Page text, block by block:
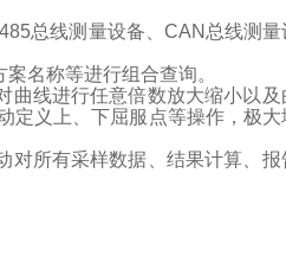
总线测量设备、 CAN 总线测
名称等进行组合查询。
线进行任意倍数放大缩小以
定义上、下屈服点等操作，极
所有采样数据、结果计算、